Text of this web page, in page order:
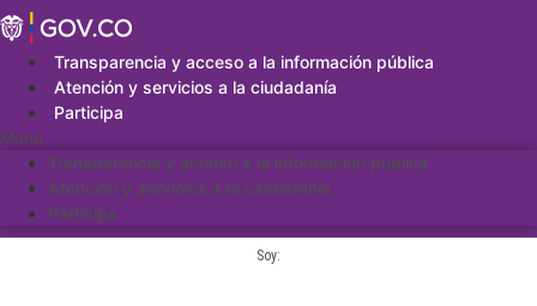
Saltar
al
contenidoTransparencia y acceso a la información pública
Atención y servicios a la ciudadanía
Participa
Menu
Transparencia y acceso a la información pública
Atención y servicios a la ciudadanía
Participa
Soy: